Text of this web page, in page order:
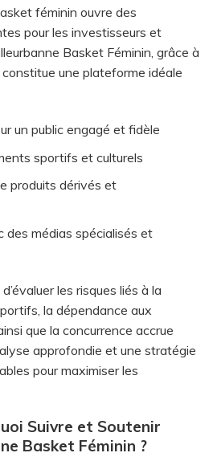
féminin ouvre des
pour les investisseurs et
Basket Féminin, grâce à
une plateforme idéale
un public engagé et fidèle
sportifs et culturels
produits dérivés et
des médias spécialisés et
les risques liés à la
la dépendance aux
que la concurrence accrue
approfondie et une stratégie
pour maximiser les
Suivre et Soutenir
Basket Féminin ?